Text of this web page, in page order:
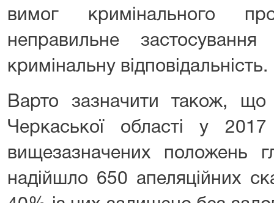
вимог кримінального
неправильне
кримінальну відповідальність.
Варто зазначити також, що
Черкаської області у
вищезазначених положень
надійшло 650 апеляційних